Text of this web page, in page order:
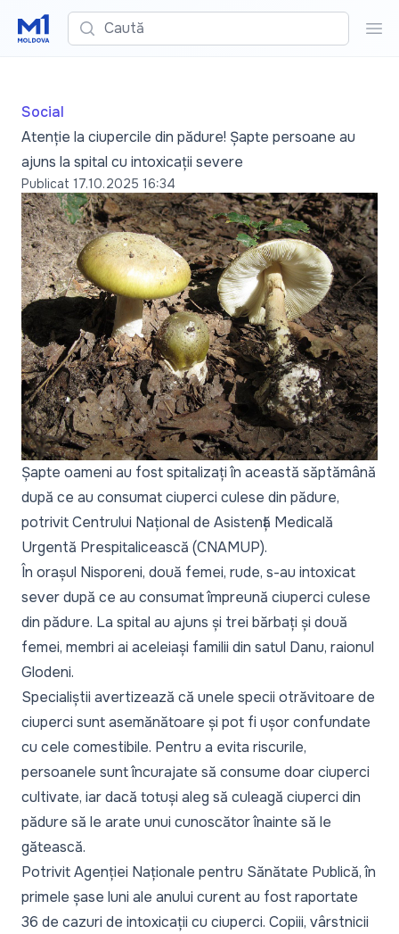
Caută
Social
Atenție la ciupercile din pădure! Șapte persoane au
ajuns la spital cu intoxicații severe
Publicat 17.10.2025 16:34
Șapte oameni au fost spitalizați în această săptămână
după ce au consumat ciuperci culese din pădure,
potrivit Centrului Național de Asistență Medicală
Urgentă Prespitalicească (CNAMUP).
În orașul Nisporeni, două femei, rude, s-au intoxicat
sever după ce au consumat împreună ciuperci culese
din pădure. La spital au ajuns și trei bărbați și două
femei, membri ai aceleiași familii din satul Danu, raionul
Glodeni.
Specialiștii avertizează că unele specii otrăvitoare de
ciuperci sunt asemănătoare și pot fi ușor confundate
cu cele comestibile. Pentru a evita riscurile,
persoanele sunt încurajate să consume doar ciuperci
cultivate, iar dacă totuși aleg să culeagă ciuperci din
pădure să le arate unui cunoscător înainte să le
gătească.
Potrivit Agenției Naționale pentru Sănătate Publică, în
primele șase luni ale anului curent au fost raportate
36 de cazuri de intoxicații cu ciuperci. Copiii, vârstnicii